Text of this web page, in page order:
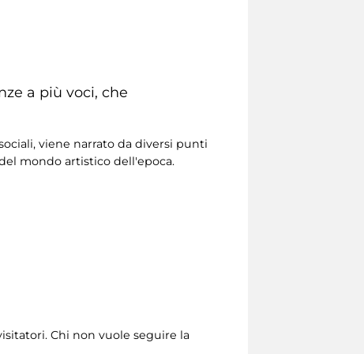
a più voci, che
viene narrato da diversi punti
mondo artistico dell'epoca.
Chi non vuole seguire la